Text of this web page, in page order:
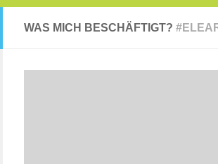
WAS MICH BESCHÄFTIGT?